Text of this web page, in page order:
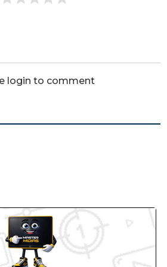
login to comment